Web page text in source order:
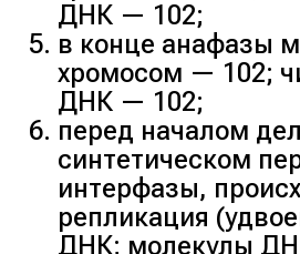
ДНК — 102;
в конце анафазы
хромосом — 102;
ДНК — 102;
перед началом
синтетическом
интерфазы,
репликация
ДНК; молекулы